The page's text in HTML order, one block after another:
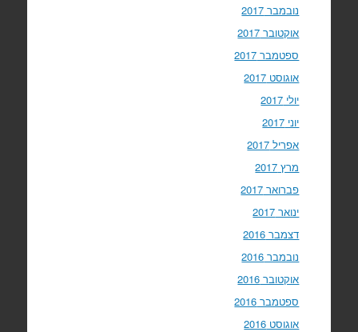
נובמבר 2017
אוקטובר 2017
ספטמבר 2017
אוגוסט 2017
יולי 2017
יוני 2017
אפריל 2017
מרץ 2017
פברואר 2017
ינואר 2017
דצמבר 2016
נובמבר 2016
אוקטובר 2016
ספטמבר 2016
אוגוסט 2016